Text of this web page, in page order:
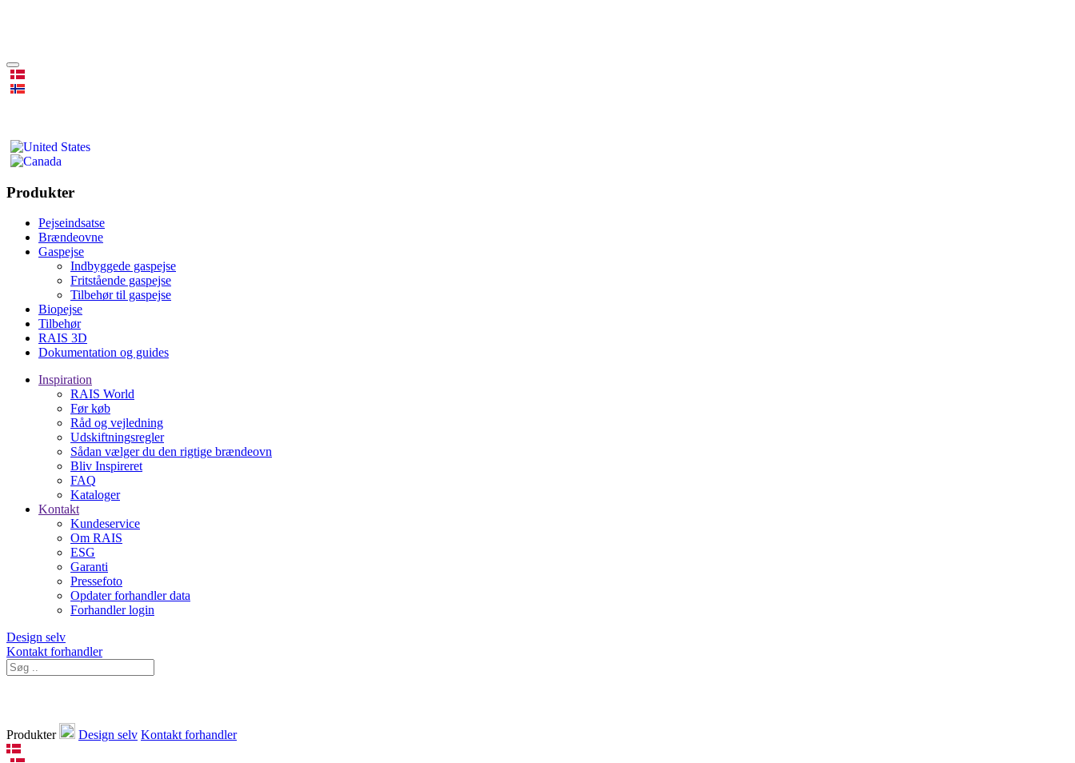
Produkter
Pejseindsatse
Brændeovne
Gaspejse
Indbyggede gaspejse
Fritstående gaspejse
Tilbehør til gaspejse
Biopejse
Tilbehør
RAIS 3D
Dokumentation og guides
Inspiration
RAIS World
Før køb
Råd og vejledning
Udskiftningsregler
Sådan vælger du den rigtige brændeovn
Bliv Inspireret
FAQ
Kataloger
Kontakt
Kundeservice
Om RAIS
ESG
Garanti
Pressefoto
Opdater forhandler data
Forhandler login
Design selv
Kontakt forhandler
Produkter Design selv Kontakt forhandler